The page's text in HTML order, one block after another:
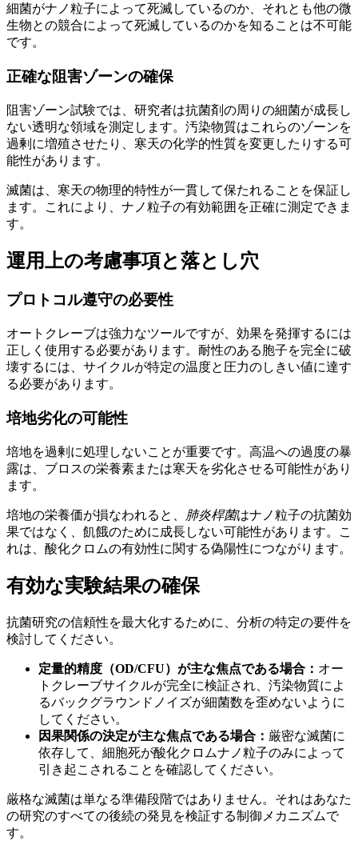
細菌がナノ粒子によって死滅しているのか、それとも他の微
生物との競合によって死滅しているのかを知ることは不可能
です。
正確な阻害ゾーンの確保
阻害ゾーン試験では、研究者は抗菌剤の周りの細菌が成長し
ない透明な領域を測定します。汚染物質はこれらのゾーンを
過剰に増殖させたり、寒天の化学的性質を変更したりする可
能性があります。
滅菌は、寒天の物理的特性が一貫して保たれることを保証し
ます。これにより、ナノ粒子の有効範囲を正確に測定できま
す。
運用上の考慮事項と落とし穴
プロトコル遵守の必要性
オートクレーブは強力なツールですが、効果を発揮するには
正しく使用する必要があります。耐性のある胞子を完全に破
壊するには、サイクルが特定の温度と圧力のしきい値に達す
る必要があります。
培地劣化の可能性
培地を過剰に処理しないことが重要です。高温への過度の暴
露は、ブロスの栄養素または寒天を劣化させる可能性があり
ます。
培地の栄養価が損なわれると、 肺炎桿菌はナノ粒子の抗菌効
果ではなく、飢餓のために成長しない可能性があります。こ
れは、酸化クロムの有効性に関する偽陽性につながります。
有効な実験結果の確保
抗菌研究の信頼性を最大化するために、分析の特定の要件を
検討してください。
定量的精度（OD/CFU）が主な焦点である場合： オー
トクレーブサイクルが完全に検証され、汚染物質によ
るバックグラウンドノイズが細菌数を歪めないように
してください。
因果関係の決定が主な焦点である場合： 厳密な滅菌に
依存して、細胞死が酸化クロムナノ粒子のみによって
引き起こされることを確認してください。
厳格な滅菌は単なる準備段階ではありません。それはあなた
の研究のすべての後続の発見を検証する制御メカニズムで
す。